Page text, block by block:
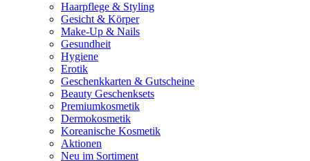
Haarpflege & Styling
Gesicht & Körper
Make-Up & Nails
Gesundheit
Hygiene
Erotik
Geschenkkarten & Gutscheine
Beauty Geschenksets
Premiumkosmetik
Dermokosmetik
Koreanische Kosmetik
Aktionen
Neu im Sortiment